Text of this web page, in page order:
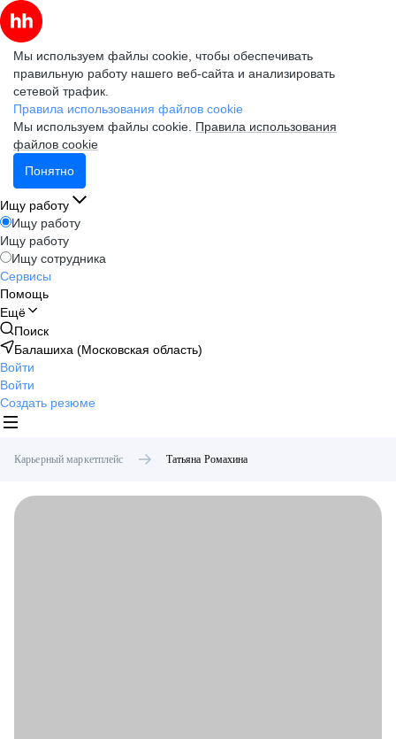
Мы используем файлы cookie, чтобы обеспечивать
правильную работу нашего веб-сайта и анализировать
сетевой трафик.
Правила использования файлов cookie
Мы используем файлы cookie. Правила использования
файлов cookie
Понятно
Ищу работу
Ищу работу
Ищу работу
Ищу сотрудника
Сервисы
Помощь
Ещё
Поиск
Балашиха (Московская область)
Войти
Войти
Создать резюме
Карьерный маркетплейс Татьяна Ромахина